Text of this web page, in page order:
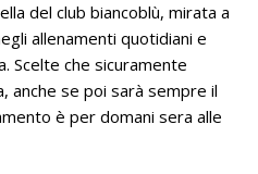
del club biancoblù, mirata a
allenamenti quotidiani e
Scelte che sicuramente
anche se poi sarà sempre il
è per domani sera alle